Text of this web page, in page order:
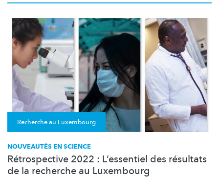
Recherche au Luxembourg
NOUVEAUTÉS EN SCIENCE
Rétrospective 2022 : L’essentiel des résultats
de la recherche au Luxembourg